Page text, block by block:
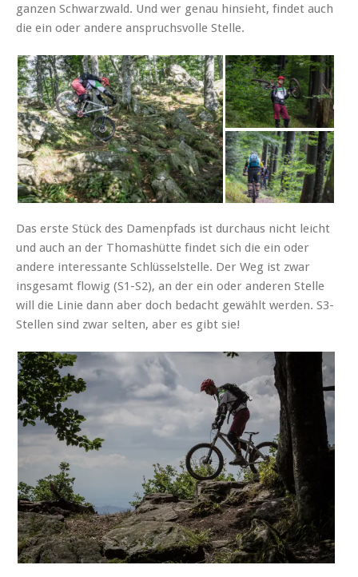
ganzen Schwarzwald. Und wer genau hinsieht, findet auch
die ein oder andere anspruchsvolle Stelle.
Das erste Stück des Damenpfads ist durchaus nicht leicht
und auch an der Thomashütte findet sich die ein oder
andere interessante Schlüsselstelle. Der Weg ist zwar
insgesamt flowig (S1-S2), an der ein oder anderen Stelle
will die Linie dann aber doch bedacht gewählt werden. S3-
Stellen sind zwar selten, aber es gibt sie!